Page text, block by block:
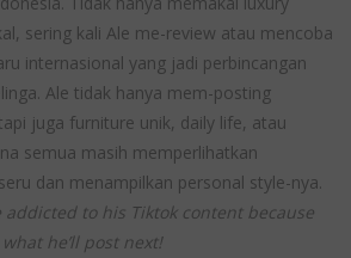
sering kali Ale me-review atau mencoba
internasional yang jadi perbincangan
Ale tidak hanya mem-posting
juga furniture unik, daily life, atau
semua masih memperlihatkan
dan menampilkan personal style-nya.
addicted to his Tiktok content because
he’ll post next!